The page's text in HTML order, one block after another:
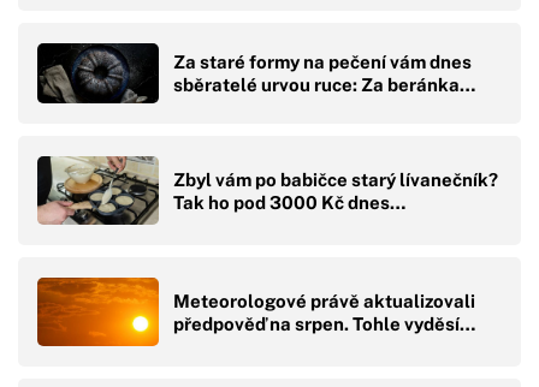
Za staré formy na pečení vám dnes
sběratelé urvou ruce: Za beránka…
Zbyl vám po babičce starý lívanečník?
Tak ho pod 3000 Kč dnes…
Meteorologové právě aktualizovali
předpověď na srpen. Tohle vyděsí…